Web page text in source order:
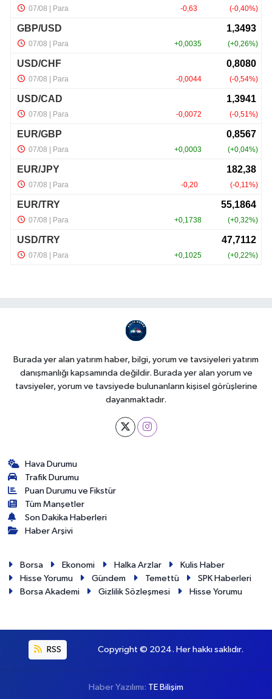
Burada yer alan yatırım haber, bilgi, yorum ve tavsiyeleri yatırım
danışmanlığı kapsamında değildir. Burada yer alan yorum ve
tavsiyeler, yorum ve tavsiyede bulunanların kişisel görüşlerine
dayanmaktadır.
Hava Durumu
Trafik Durumu
Puan Durumu ve Fikstür
Tüm Manşetler
Son Dakika Haberleri
Haber Arşivi
Borsa Ekonomi Halka Arzlar
Kulis Haber
Hisse Yorumu
Gündem Temettü
SPK Haberleri
Borsa Akademi
Gizlilik Sözleşmesi Hisse Yorumu
RSS Copyright © 2024. Her hakkı saklıdır.
Haber Yazılımı: TE Bilişim